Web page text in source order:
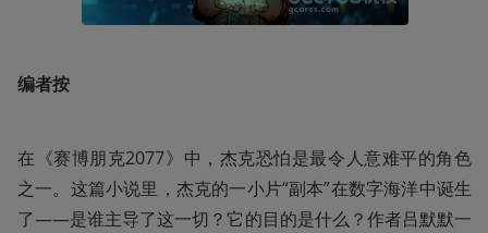
编者按
在《赛博朋克2077》中，杰克恐怕是最令人意难平的角色
之一。这篇小说里，杰克的一小片“副本”在数字海洋中诞生
了——是谁主导了这一切？它的目的是什么？作者吕默默一